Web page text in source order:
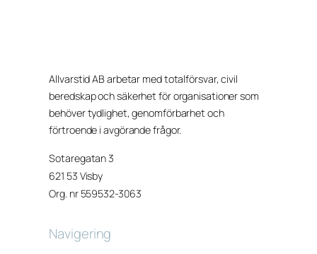
Allvarstid AB arbetar med totalförsvar, civil
beredskap och säkerhet för organisationer som
behöver tydlighet, genomförbarhet och
förtroende i avgörande frågor.
Sotaregatan 3
621 53 Visby
Org. nr 559532-3063
Navigering